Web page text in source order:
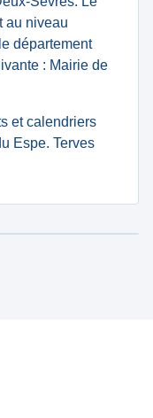
au niveau
département
: Mairie de
et calendriers
Espe. Terves